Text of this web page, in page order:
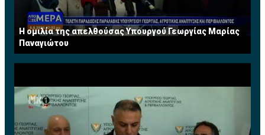
Η ομιλία της απελθούσας Υπουργού Γεωργίας Μαρίας
Παναγιώτου